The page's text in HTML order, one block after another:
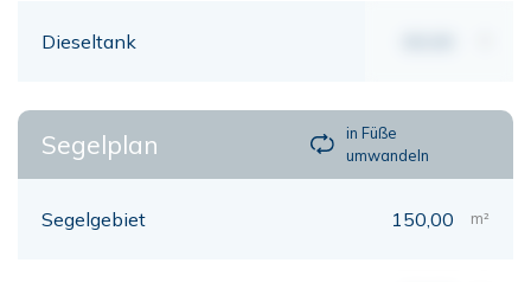
Dieseltank
Segelplan
in Füße
umwandeln
Segelgebiet 150,00 m²